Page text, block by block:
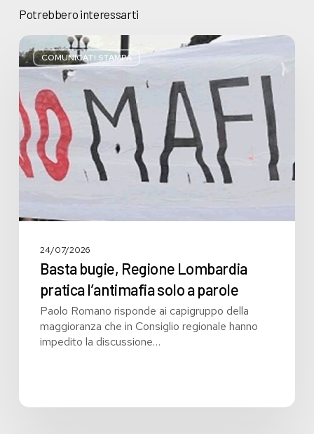
Potrebbero interessarti
COMUNICATI STAMPA
Basta
bugie,
Regione
Lombardia
pratica
l’antimafia
solo
a
parole
24/07/2026
Basta bugie, Regione Lombardia
pratica l’antimafia solo a parole
Paolo Romano risponde ai capigruppo della
maggioranza che in Consiglio regionale hanno
impedito la discussione…